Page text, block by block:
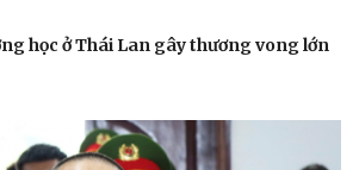
học ở Thái Lan gây thương vong lớn